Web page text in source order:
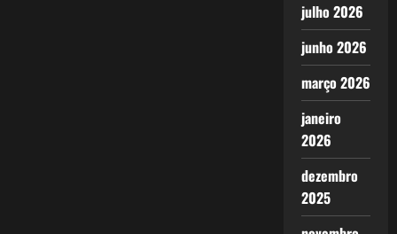
julho 2026
junho 2026
março 2026
janeiro
2026
dezembro
2025